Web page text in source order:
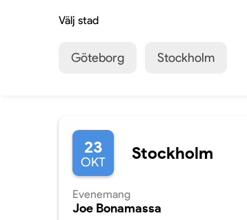
Välj stad
Göteborg Stockholm
23
OKT Stockholm
Evenemang
Joe Bonamassa